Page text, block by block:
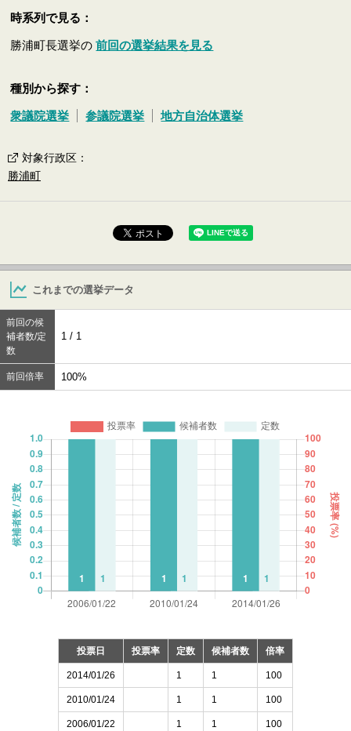
時系列で見る：
勝浦町長選挙の前回の選挙結果を見る
種別から探す：
衆議院選挙 参議院選挙 地方自治体選挙
対象行政区 ：
勝浦町
これまでの選挙データ
前回の候
補者数/定
数
1 / 1
前回倍率 100%
投票日 投票率 定数 候補者数 倍率
2014/01/26 1 1 100
2010/01/24 1 1 100
2006/01/22 1 1 100